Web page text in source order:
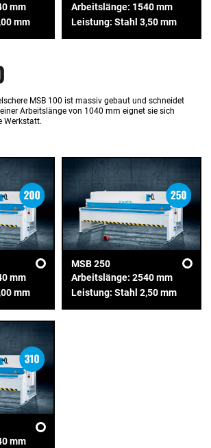
mm
mm
Arbeitslänge: 1540 mm
Leistung: Stahl 3,50 mm
MSB 100 ist massiv gebaut und schneidet
Arbeitslänge von 1040 mm eignet sie sich
Werkstatt.
mm
mm
MSB 250
Arbeitslänge: 2540 mm
Leistung: Stahl 2,50 mm
mm